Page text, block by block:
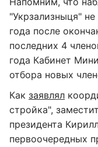
"Укрзализныця"
года после
последних 4
года Кабинет
отбора новых
Как заявлял
стройка",
президента
первоочередных